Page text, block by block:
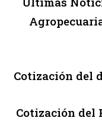
Cotización del
Cotización del